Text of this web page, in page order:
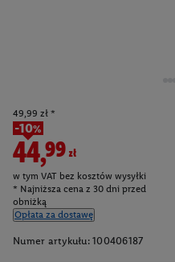
49,99 zł *
-10%
44,99zł
w tym VAT bez kosztów wysyłki
* Najniższa cena z 30 dni przed
obniżką
Opłata za dostawę
Numer artykułu: 100406187